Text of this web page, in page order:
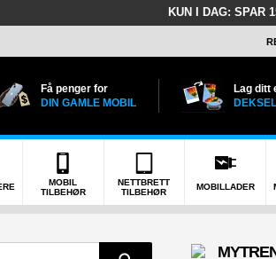
KUN I DAG: SPAR
Få penger for
DIN GAMLE MOBIL
Lag ditt
MOBIL
TILBEHØR
NETTBRETT
TILBEHØR
MOBILLADER